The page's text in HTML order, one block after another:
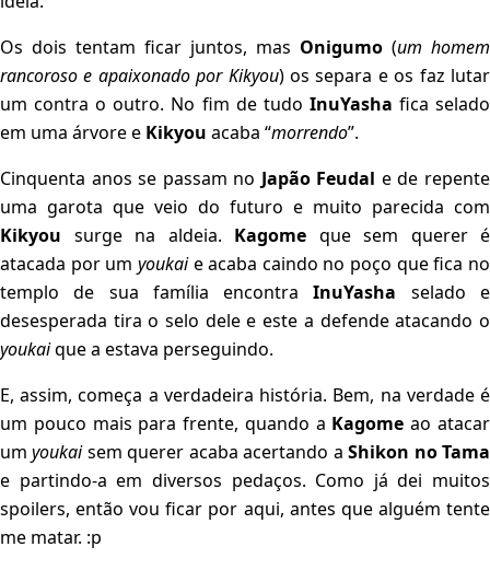
Os dois tentam ficar juntos, mas Onigumo (um homem
rancoroso e apaixonado por Kikyou) os separa e os faz lutar
um contra o outro. No fim de tudo InuYasha fica selado
em uma árvore e Kikyou acaba “morrendo”.
Cinquenta anos se passam no Japão Feudal e de repente
uma garota que veio do futuro e muito parecida com
Kikyou surge na aldeia. Kagome que sem querer é
atacada por um youkaie acaba caindo no poço que fica no
templo de sua família encontraInuYasha selado e
desesperada tira o selo dele e este a defende atacando o
youkaique a estava perseguindo.
E, assim, começa a verdadeira história. Bem, na verdade é
um pouco mais para frente, quando a Kagome ao atacar
umyoukaisem querer acaba acertando aShikon no Tama
e partindo-a em diversos pedaços. Como já dei muitos
spoilers, então vou ficar por aqui, antes que alguém tente
me matar. :p